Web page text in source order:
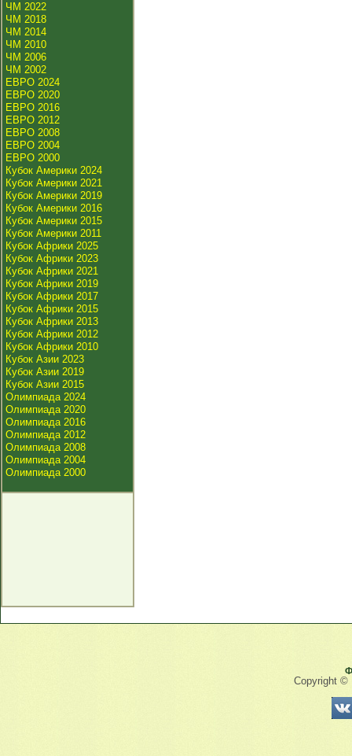
ЧМ 2022
ЧМ 2018
ЧМ 2014
ЧМ 2010
ЧМ 2006
ЧМ 2002
ЕВРО 2024
ЕВРО 2020
ЕВРО 2016
ЕВРО 2012
ЕВРО 2008
ЕВРО 2004
ЕВРО 2000
Кубок Америки 2024
Кубок Америки 2021
Кубок Америки 2019
Кубок Америки 2016
Кубок Америки 2015
Кубок Америки 2011
Кубок Африки 2025
Кубок Африки 2023
Кубок Африки 2021
Кубок Африки 2019
Кубок Африки 2017
Кубок Африки 2015
Кубок Африки 2013
Кубок Африки 2012
Кубок Африки 2010
Кубок Азии 2023
Кубок Азии 2019
Кубок Азии 2015
Олимпиада 2024
Олимпиада 2020
Олимпиада 2016
Олимпиада 2012
Олимпиада 2008
Олимпиада 2004
Олимпиада 2000
Copyright ©